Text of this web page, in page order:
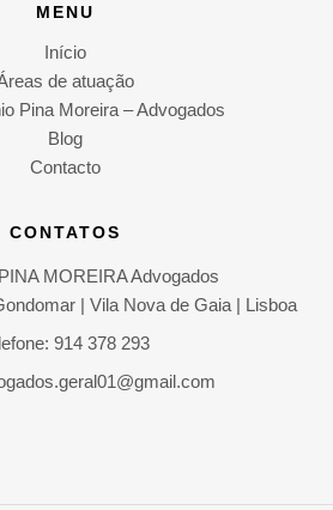
MENU
Início
de atuação
Pina Moreira – Advogados
Blog
Contacto
CONTATOS
MOREIRA Advogados
| Vila Nova de Gaia | Lisboa
914 378 293